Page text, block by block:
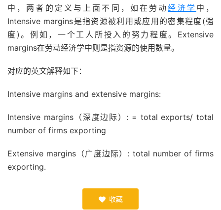
中，两者的定义与上面不同，如在劳动经济学 中，
Intensive margins是指资源被利用或应用的密集程度(强
度)。例如，一个工人所投入的努力程度。Extensive
margins在劳动经济学中则是指资源的使用数量。
对应的英文解释如下：
Intensive margins and extensive margins:
Intensive margins（深度边际）: = total exports/ total
number of firms exporting
Extensive margins（广度边际）: total number of firms
exporting.
 收藏